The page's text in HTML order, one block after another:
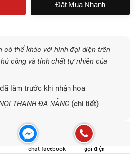
Đặt Mua Nhanh
có thể khác với hình đại diện trên
công và tính chất tự nhiên của
làm trước khi nhận hoa.
THÀNH ĐÀ NẴNG (chi tiết)
chat facebook gọi điện